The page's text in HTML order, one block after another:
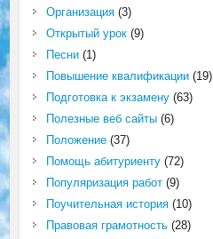
Организация(3)
Открытый урок(9)
Песни(1)
Повышение квалификации(19)
Подготовка к экзамену(63)
Полезные веб сайты(6)
Положение(37)
Помощь абитуриенту(72)
Популяризация работ(9)
Поучительная история(10)
Правовая грамотность(28)